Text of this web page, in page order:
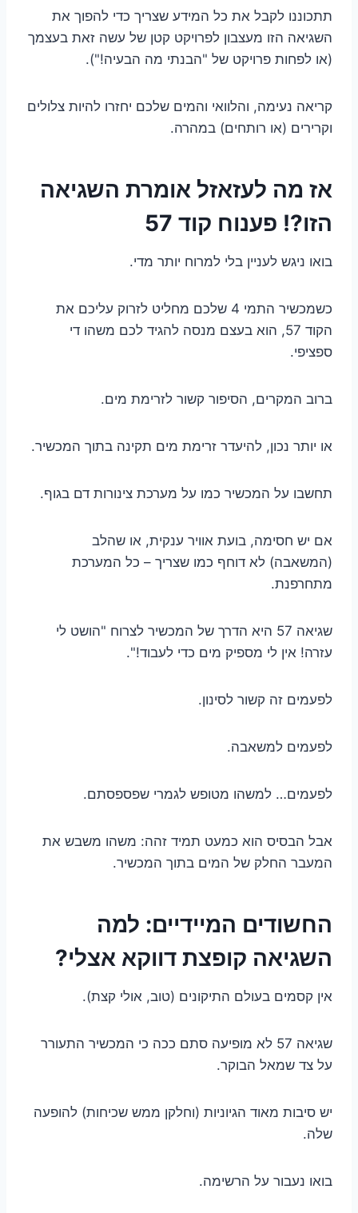
תתכוננו לקבל את כל המידע שצריך כדי להפוך את
השגיאה הזו מעצבון לפרויקט קטן של עשה זאת בעצמך
(או לפחות פרויקט של "הבנתי מה הבעיה!").
קריאה נעימה, והלוואי והמים שלכם יחזרו להיות צלולים
וקרירים (או רותחים) במהרה.
אז מה לעזאזל אומרת השגיאה
הזו?! פענוח קוד 57
בואו ניגש לעניין בלי למרוח יותר מדי.
כשמכשיר התמי 4 שלכם מחליט לזרוק עליכם את
הקוד 57, הוא בעצם מנסה להגיד לכם משהו די
ספציפי.
ברוב המקרים, הסיפור קשור לזרימת מים.
או יותר נכון, להיעדר זרימת מים תקינה בתוך המכשיר.
תחשבו על המכשיר כמו על מערכת צינורות דם בגוף.
אם יש חסימה, בועת אוויר ענקית, או שהלב
(המשאבה) לא דוחף כמו שצריך – כל המערכת
מתחרפנת.
שגיאה 57 היא הדרך של המכשיר לצרוח "הושט לי
עזרה! אין לי מספיק מים כדי לעבוד!".
לפעמים זה קשור לסינון.
לפעמים למשאבה.
לפעמים… למשהו מטופש לגמרי שפספסתם.
אבל הבסיס הוא כמעט תמיד זהה: משהו משבש את
המעבר החלק של המים בתוך המכשיר.
החשודים המיידיים: למה
השגיאה קופצת דווקא אצלי?
אין קסמים בעולם התיקונים (טוב, אולי קצת).
שגיאה 57 לא מופיעה סתם ככה כי המכשיר התעורר
על צד שמאל הבוקר.
יש סיבות מאוד הגיוניות (וחלקן ממש שכיחות) להופעה
שלה.
בואו נעבור על הרשימה.